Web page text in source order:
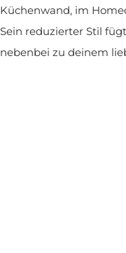
Küchenwand, im
Sein reduzierter Stil
nebenbei zu deinem